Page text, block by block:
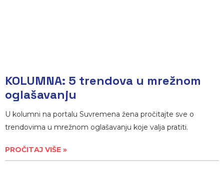
KOLUMNA: 5 trendova u mrežnom
oglašavanju
U kolumni na portalu Suvremena žena pročitajte sve o
trendovima u mrežnom oglašavanju koje valja pratiti.
PROČITAJ VIŠE »